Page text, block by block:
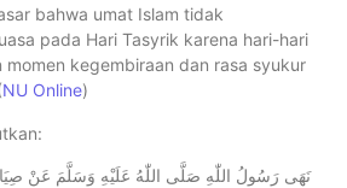
bahwa umat Islam tidak
pada Hari Tasyrik karena hari-hari
kegembiraan dan rasa syukur
NU Online)
نَهَى رَسُولُ اللّٰهِ صَلَّى اللّٰهُ عَلَيْهِ وَسَلَّمَ عَنْ